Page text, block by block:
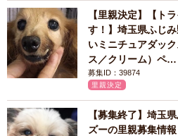
【里親決定】【ト
す！】埼玉県ふじ
いミニチュアダッ
ス／クリーム）ペ…
募集ID：39874
里親決定
【募集終了】埼玉
ズーの里親募集情